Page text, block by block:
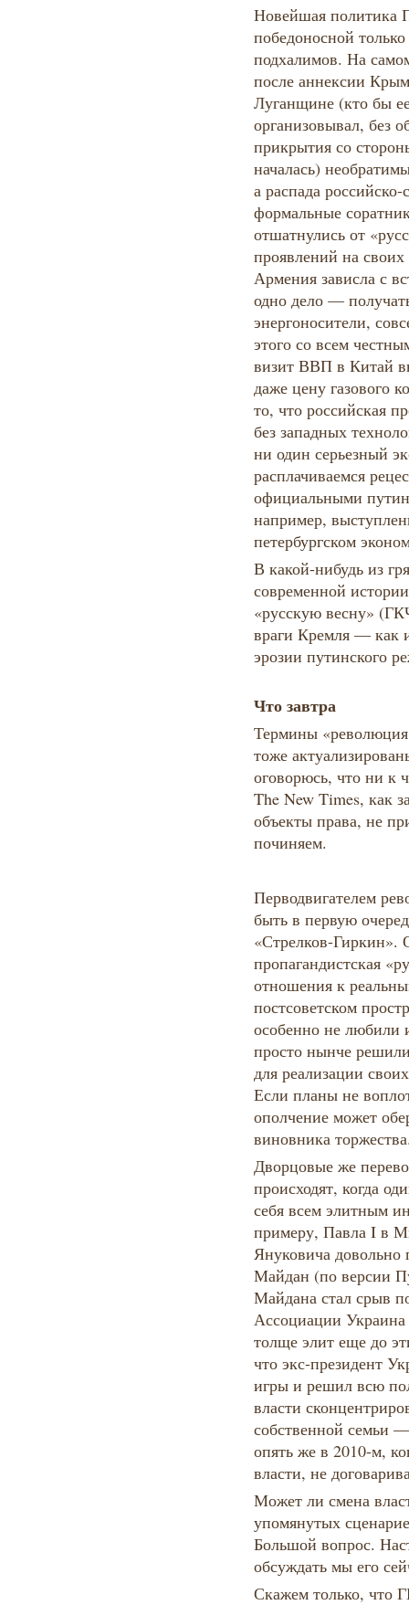
Новейшая политика
победоносной
подхалимов. На
после аннексии
Луганщине (кто бы
организовывал, без
прикрытия со
началась)
а распада
формальные
отшатнулись от
проявлений на
Армения зависла с
одно дело —
энергоносители,
этого со всем
визит ВВП в Китай
даже цену газового
то, что российская
без западных
ни один серьезный
расплачиваемся
официальными
например,
петербургском
В какой-нибудь из
современной
«русскую весну»
враги Кремля — как
эрозии путинского
Что завтра
Термины
тоже
оговорюсь, что ни к
The New Times, как
объекты права, не
починяем.
Перводвигателем
быть в первую
«Стрелков-Гиркин».
пропагандистская
отношения к
постсоветском
особенно не любили
просто нынче
для реализации
Если планы не
ополчение может
виновника
Дворцовые же
происходят, когда
себя всем элитным
примеру, Павла I в
Януковича довольно
Майдан (по версии
Майдана стал срыв
Ассоциации
толще элит еще до
что экс-президент
игры и решил всю
власти
собственной семьи
опять же в 2010-м,
власти, не
Может ли смена
упомянутых
Большой вопрос.
обсуждать мы его
Скажем только, что